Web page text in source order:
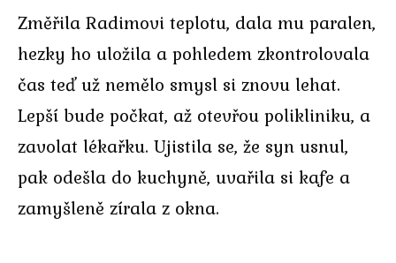
Změřila Radimovi teplotu, dala mu paralen,
hezky ho uložila a pohledem zkontrolovala
čas teď už nemělo smysl si znovu lehat.
Lepší bude počkat, až otevřou polikliniku, a
zavolat lékařku. Ujistila se, že syn usnul,
pak odešla do kuchyně, uvařila si kafe a
zamyšleně zírala z okna.